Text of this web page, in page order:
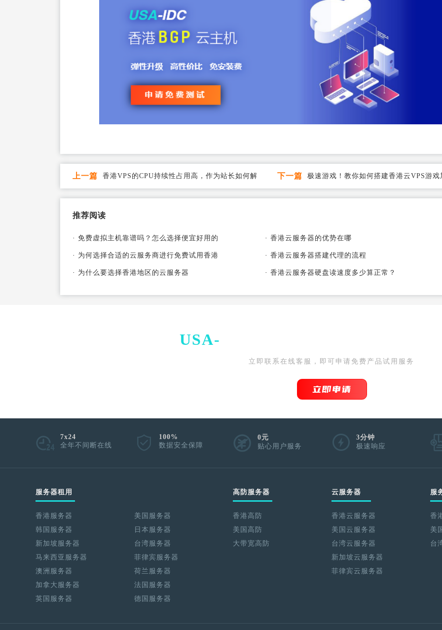
上一篇 香港VPS的CPU持续性占用高，作为站长如何解
决
下一篇 极速游戏！教你如何搭建香港云VPS游戏
点！
推荐阅读
· 免费虚拟主机靠谱吗？怎么选择便宜好用的 · 香港云服务器的优势在哪
· 为何选择合适的云服务商进行免费试用香港 · 香港云服务器搭建代理的流程
· 为什么要选择香港地区的云服务器 · 香港云服务器硬盘读速度多少算正常？
USA-
立即联系在线客服，即可申请免费产品试用服务
立即申请
7x24
全年不间断在线
100%
数据安全保障
0元
贴心用户服务
3分钟
极速响应
服务器租用
香港服务器
美国服务器
韩国服务器
日本服务器
新加坡服务器
台湾服务器
马来西亚服务器
菲律宾服务器
澳洲服务器
荷兰服务器
加拿大服务器
法国服务器
英国服务器
德国服务器
高防服务器
香港高防
美国高防
大带宽高防
云服务器
香港云服务器
美国云服务器
台湾云服务器
新加坡云服务器
菲律宾云服务器
服
香
美
台